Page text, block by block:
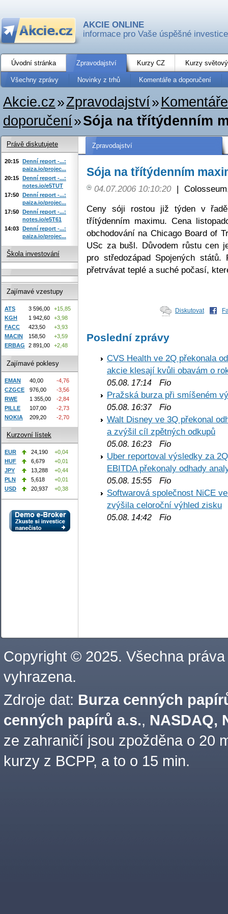
AKCIE ONLINE
informace pro Vaše úspěšné investice
Úvodní stránka Zpravodajství Kurzy CZ Kurzy
Všechny zprávy Novinky z trhů Komentáře a doporučení
Akcie.cz»Zpravodajství»
doporučení»Sója na třítýdenním
Zpravodajství
Sója na třítýdenním
04.07.2006 10:10:20 |
Ceny sóji rostou již týden v
třítýdenním maximu. Cena
obchodování na Chicago Board of
USc za bušl. Důvodem růstu cen
pro středozápad Spojených států.
přetrvávat teplé a suché počasí,
Diskutovat
Poslední zprávy
CVS Health ve 2Q překonala
akcie klesají kvůli obavám o
05.08. 17:14 Fio
Pražská burza při smíšeném
05.08. 16:37Fio
Walt Disney ve 3Q překonal
a zvýšil cíl zpětných odkupů
05.08. 16:23 Fio
Uber reportoval výsledky za
EBITDA překonaly odhady
05.08. 15:55 Fio
Softwarová společnost NiCE
zvýšila celoroční výhled zisku
05.08. 14:42 Fio
Právě diskutujete
20:15 Denní report -...:
paiza.io/projec...
20:15 Denní report -...:
notes.io/e5TUT
17:50 Denní report -...:
paiza.io/projec...
17:50 Denní report -...:
notes.io/e5T61
14:03 Denní report -...:
paiza.io/projec...
Škola investování
Zajímavé vzestupy
ATS 3 596,00
+15,85
KGH
1 942,60
+3,98
FACC
423,50
+3,93
MACIN
158,50
+3,59
ERBAG
2 891,00 +2,48
Zajímavé poklesy
EMAN 40,00
-4,76
CZGCE
976,00
-3,56
RWE
1 355,00
-2,84
PILLE
107,00
-2,73
NOKIA
209,20 -2,70
Kurzovní lístek
EUR 24,190
+0,04
HUF
6,679
+0,01
JPY
13,288
+0,44
PLN
5,618
+0,01
USD
20,937 +0,38
Copyright © 2025. Všechna práva
vyhrazena.
Zdroje dat: Burza cenných
cenných papírů a.s., NASDAQ,
ze zahraničí jsou zpožděna o 20
kurzy z BCPP, a to o 15 min.